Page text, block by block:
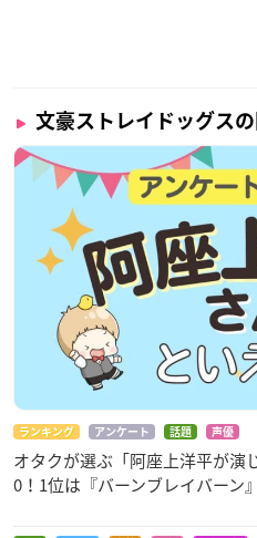
文豪ストレイドッグス
ランキング アンケート 話題 声優
オタクが選ぶ「阿座上洋平が演
0！1位は『バーンブレイバーン